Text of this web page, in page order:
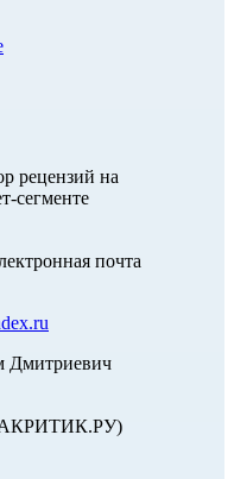
рецензий на
сегменте
почта
Дмитриевич